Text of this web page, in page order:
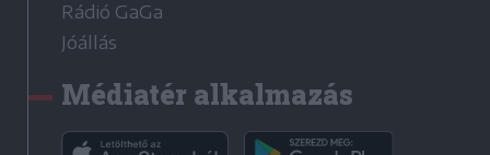
Rádió GaGa
Jóállás
Médiatér alkalmazás